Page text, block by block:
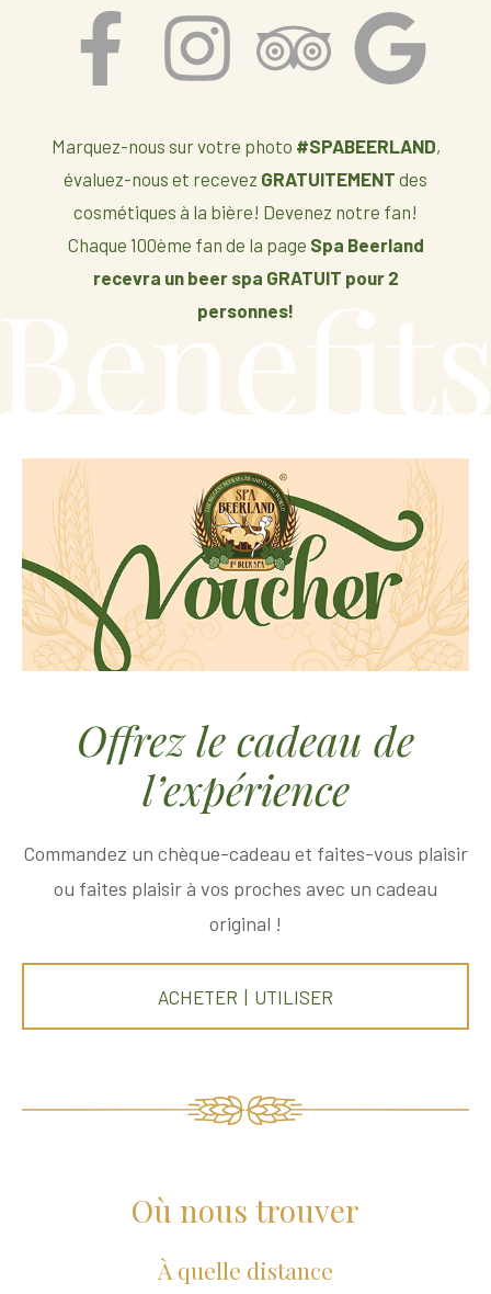
Marquez-nous sur votre photo #SPABEERLAND,
évaluez-nous et recevez GRATUITEMENT des
cosmétiques à la bière! Devenez notre fan!
Chaque 100ème fan de la page Spa Beerland
recevra un beer spa GRATUIT pour 2
personnes!
Offrez le cadeau de
l’expérience
Commandez un chèque-cadeau et faites-vous plaisir
ou faites plaisir à vos proches avec un cadeau
original !
ACHETER | UTILISER
Où nous trouver
À quelle distance